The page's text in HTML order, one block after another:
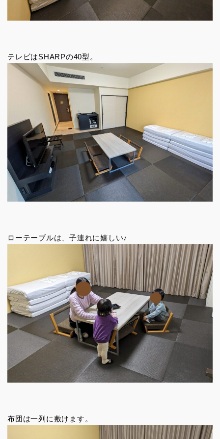
テレビはSHARPの40型。
ローテーブルは、子連れに嬉しい♪
布団は一列に敷けます。